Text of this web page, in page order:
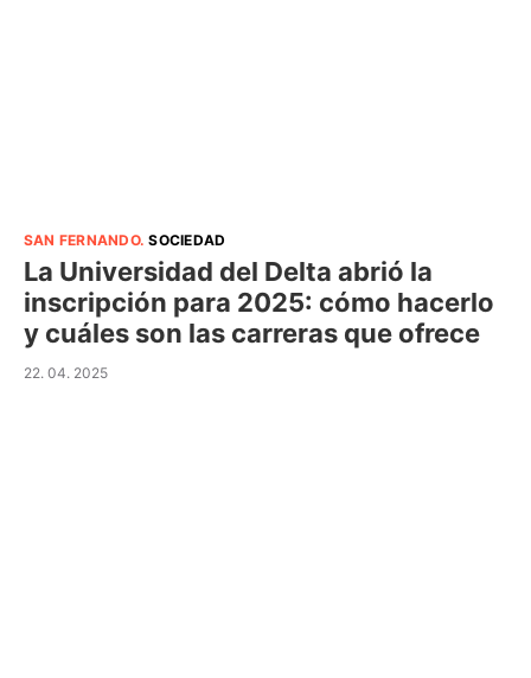
SAN FERNANDO.SOCIEDAD
La Universidad del Delta abrió la
inscripción para 2025: cómo hacerlo
y cuáles son las carreras que ofrece
22. 04. 2025